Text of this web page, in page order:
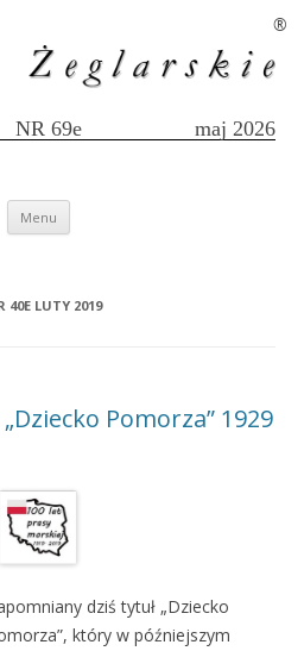
NR 69e maj 2026
®
Menu Przejdź
40E LUTY 2019
Pomorza” 1929
dziś tytuł „Dziecko
który w późniejszym